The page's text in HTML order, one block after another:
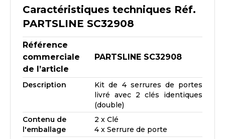
Caractéristiques techniques Réf.
PARTSLINE SC32908
Référence
commerciale
de l’article
PARTSLINE SC32908
Description
Kit de 4 serrures de portes
livré avec 2 clés identiques
(double)
Contenu de
l'emballage
2 x Clé
4 x Serrure de porte